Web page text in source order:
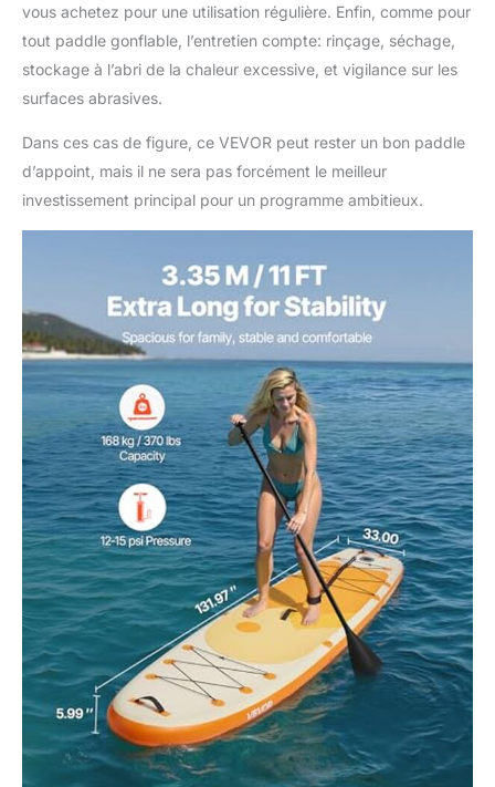
vous achetez pour une utilisation régulière. Enfin, comme pour
tout paddle gonflable, l’entretien compte: rinçage, séchage,
stockage à l’abri de la chaleur excessive, et vigilance sur les
surfaces abrasives.
Dans ces cas de figure, ce VEVOR peut rester un bon paddle
d’appoint, mais il ne sera pas forcément le meilleur
investissement principal pour un programme ambitieux.